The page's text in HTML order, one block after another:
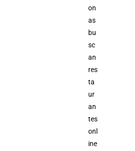
on
as
bu
sc
an
res
ta
ur
an
tes
onl
ine